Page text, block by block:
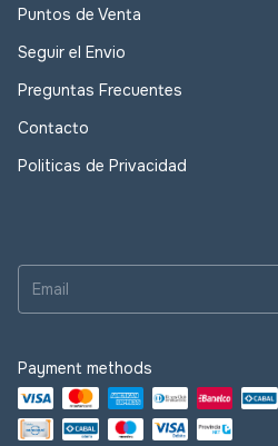
Puntos de Venta
Seguir el Envio
Preguntas Frecuentes
Contacto
Politicas de Privacidad
Payment methods